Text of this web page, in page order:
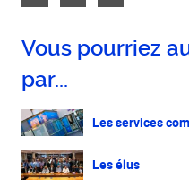
Vous pourriez
par...
Les services
Les élus